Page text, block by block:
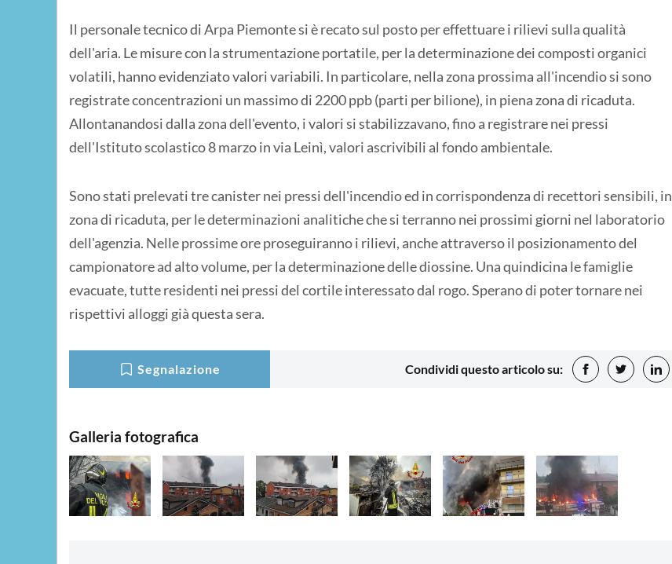
Il personale tecnico di Arpa Piemonte si è recato sul posto per effettuare i rilievi sulla qualità
dell'aria. Le misure con la strumentazione portatile, per la determinazione dei composti organici
volatili, hanno evidenziato valori variabili. In particolare, nella zona prossima all'incendio si sono
registrate concentrazioni un massimo di 2200 ppb (parti per bilione), in piena zona di ricaduta.
Allontanandosi dalla zona dell'evento, i valori si stabilizzavano, fino a registrare nei pressi
dell'Istituto scolastico 8 marzo in via Leinì, valori ascrivibili al fondo ambientale.
Sono stati prelevati tre canister nei pressi dell'incendio ed in corrispondenza di recettori sensibili, in
zona di ricaduta, per le determinazioni analitiche che si terranno nei prossimi giorni nel laboratorio
dell'agenzia. Nelle prossime ore proseguiranno i rilievi, anche attraverso il posizionamento del
campionatore ad alto volume, per la determinazione delle diossine. Una quindicina le famiglie
evacuate, tutte residenti nei pressi del cortile interessato dal rogo. Sperano di poter tornare nei
rispettivi alloggi già questa sera.
Segnalazione Condividi questo articolo su:
Galleria fotografica